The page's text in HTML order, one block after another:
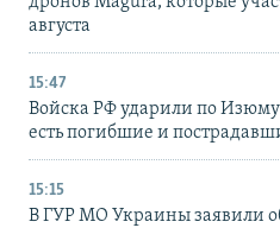
августа
15:47
Войска РФ ударили по Изюму
есть погибшие и
15:15
В ГУР МО Украины заявили